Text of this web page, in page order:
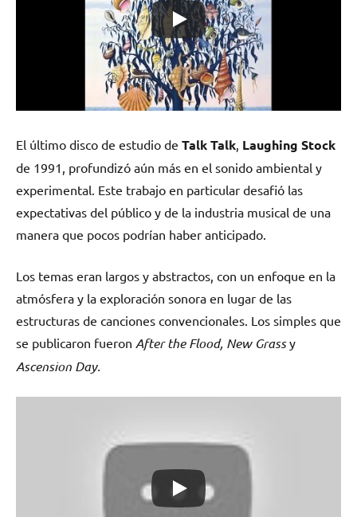
El último disco de estudio de Talk Talk Laughing Stock
de 1991, profundizó aún más en el sonido ambiental y
experimental. Este trabajo en particular desafió las
expectativas del público y de la industria musical de una
manera que pocos podrían haber anticipado.
Los temas eran largos y abstractos, con un enfoque en la
atmósfera y la exploración sonora en lugar de las
estructuras de canciones convencionales. Los simples que
se publicaron fueron After the Flood, New Grassy
Ascension Day.